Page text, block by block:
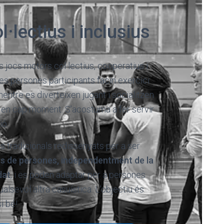
i inclusius
jocs motors col·lectius, cooperatius i
persones participants facin exercici
es diverteixen jugant i socialitzen
cap moment. S’acostuma a fer servir
tradicionals redissenyats per a ser
de persones, independentment de la
, i es poden adaptar per a persones
altra casuística. L’objectiu és
bé!